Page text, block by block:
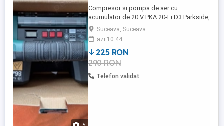
5
Compresor si pompa de aer cu
acumulator de 20 V PKA 20-Li D3 Parkside,
fara acumulator si incarcator, iluminare cu
led si intrerupator separat pentru pornire
si oprire PKA 20-LI D3 3 in 1 este modelul
nou , compresor-pompa umflat
funcționează cu bateriile din gama
Parkside de 20V , Este compus din ...
Suceava, Suceava
azi 10:44
225 RON
290 RON
Telefon validat